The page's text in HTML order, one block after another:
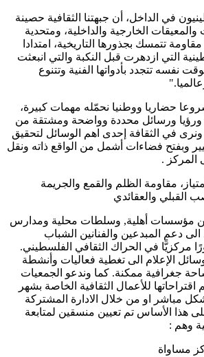
في الداخل، أن جبهتنا الثقافية حصينة
الخارجية والداخلية، ومتحدية
تتمسك بجذورها التاريخية، امتدادا
التي ازدهرت قبل النكبة والتي انبعثت
نفسه تتجدد بأدواتها الفنية وتتنوع
".
حضاريا ووطنيا نحمّله مهمات كبيرة،
ورؤيا ورسائل محددة وواضحة ومشتقة من
في الثقافة إحدى اهم الوسائل لتحقيق
وبفتح فضاءات أشمل من الواقع ذاته ونقل
المركز .
مقاومة الظلم والقمع والجريمة
القبلي والعقائدي
من مؤسسات أهلية, وسلطات محلية ومدارس
دعم المبدعين والفنانين الشباب
مركزيًّا في الحراك الثقافي الفلسطيني.
الإعلام الى تغطية فعاليات وأنشطة
جغرافية ممكنة. كما وندعو الجمعيات
اقتراحاتها للأعمال الثقافية الخاصة بشهر
مباشر او من خلال الادارة المشتركة
هذا الأساس تم تعيين منسقين لمتابعة
وهم :
مساواة